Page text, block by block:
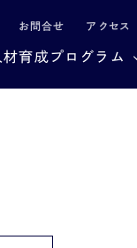
お問合せ アクセス
材育成プログラム